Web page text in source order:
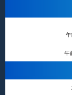
午
午